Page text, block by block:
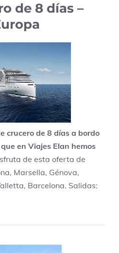
de 8 días –
crucero de 8 días a bordo
en Viajes Elan hemos
de esta oferta de
Marsella, Génova,
Barcelona. Salidas: